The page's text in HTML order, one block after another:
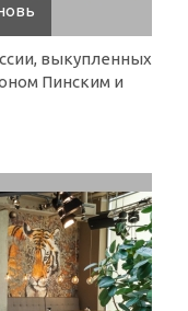
выкупленных
Пинским и